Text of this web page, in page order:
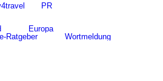
PR
Europa
Ratgeber
Wortmeldung